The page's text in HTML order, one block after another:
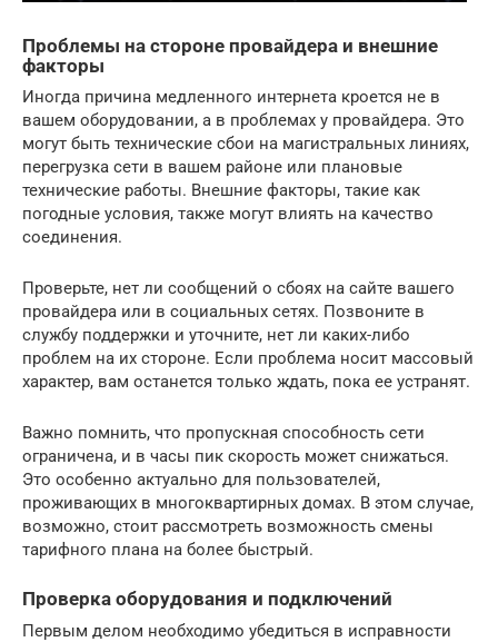
Проблемы на стороне провайдера и внешние
факторы
Иногда причина медленного интернета кроется не в
вашем оборудовании, а в проблемах у провайдера. Это
могут быть технические сбои на магистральных линиях,
перегрузка сети в вашем районе или плановые
технические работы. Внешние факторы, такие как
погодные условия, также могут влиять на качество
соединения.
Проверьте, нет ли сообщений о сбоях на сайте вашего
провайдера или в социальных сетях. Позвоните в
службу поддержки и уточните, нет ли каких-либо
проблем на их стороне. Если проблема носит массовый
характер, вам останется только ждать, пока ее устранят.
Важно помнить, что пропускная способность сети
ограничена, и в часы пик скорость может снижаться.
Это особенно актуально для пользователей,
проживающих в многоквартирных домах. В этом случае,
возможно, стоит рассмотреть возможность смены
тарифного плана на более быстрый.
Проверка оборудования и подключений
Первым делом необходимо убедиться в исправности